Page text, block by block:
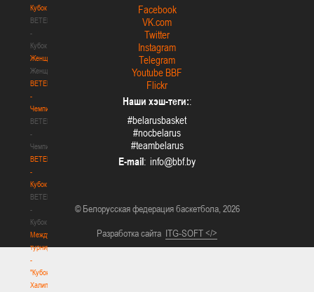
Кубок
BETERA
-
Кубок
Женщины
Женщины
BETERA
-
Чемпионат
BETERA
-
Чемпионат
BETERA
-
Кубок
BETERA
-
Кубок
Международный
турнир
-
"Кубок
Халипского"
Facebook
VK.com
Twitter
Instagram
Telegram
Youtube BBF
Flickr
Наши хэш-теги::
#belarusbasket
#nocbelarus
#teambelarus
E-mail:
© Белорусская федерация баскетбола, 2026
Разработка сайта ITG-SOFT </>